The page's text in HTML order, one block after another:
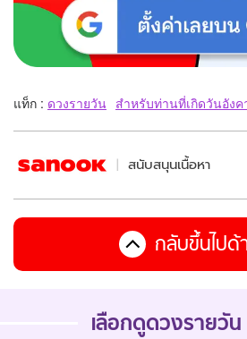
แท็ก : ดวงรายวัน สำหรับท่านที่เกิดวันอังค
สนับสนุนเนื้อหา
กลับขึ้นไปด้
เลือกดูดวงรายวั